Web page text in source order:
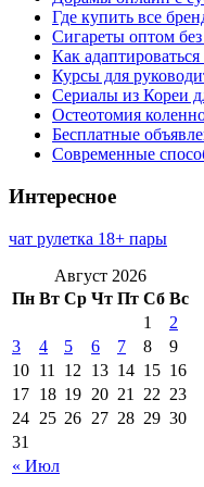
Где купить все
Сигареты оптом
Как
Курсы для
Сериалы из Кореи
Остеотомия
Бесплатные
Современные
Интересное
чат рулетка 18+ пары
Август 2026
Пн Вт Ср Чт Пт Сб Вс
« Июл
1
2
3
4 5 6 7 8
9
10 11 12 13 14 15 16
17 18 19 20 21 22 23
24 25 26 27 28 29 30
31